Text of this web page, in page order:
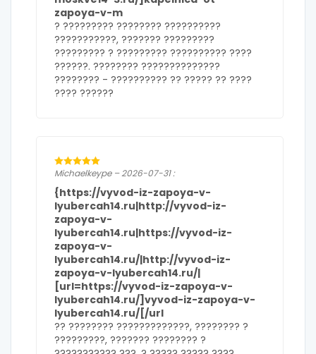
zapoya-v-m
? ????????? ???????? ??????????
???????????, ??????? ?????????
????????? ? ????????? ?????????? ????
??????. ???????? ??????????????
???????? - ?????????? ?? ????? ?? ????
???? ??????
Michaelkeype – 2026-07-31 :
{https://vyvod-iz-zapoya-v-
lyubercah14.ru|http://vyvod-iz-
zapoya-v-
lyubercah14.ru|https://vyvod-iz-
zapoya-v-
lyubercah14.ru/|http://vyvod-iz-
zapoya-v-lyubercah14.ru/|
[url=https://vyvod-iz-zapoya-v-
lyubercah14.ru/]vyvod-iz-zapoya-v-
lyubercah14.ru/[/url
?? ???????? ?????????????, ???????? ?
?????????, ??????? ???????? ?